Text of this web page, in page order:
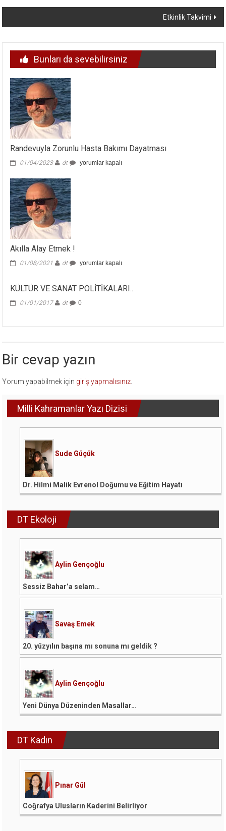
dolaşımı
Etkinlik Takvimi
Bunları da sevebilirsiniz
Randevuyla Zorunlu Hasta Bakımı Dayatması
01/04/2023 dt
Randevuyla
yorumlar kapalı
Akılla Alay Etmek !
01/08/2021 dt
Akılla
!
için
yorumlar kapalı
KÜLTÜR VE SANAT POLİTİKALARI..
01/01/2017 dt 0
Bir cevap yazın
Yorum yapabilmek için giriş yapmalısınız
Milli Kahramanlar Yazı Dizisi
Sude Güçük
Dr. Hilmi Malik Evrenol Doğumu ve Eğitim Hayatı
DT Ekoloji
Aylin Gençoğlu
Sessiz Bahar’a selam…
Savaş Emek
20. yüzyılın başına mı sonuna mı geldik ?
Aylin Gençoğlu
Yeni Dünya Düzeninden Masallar…
DT Kadın
Pınar Gül
Coğrafya Ulusların Kaderini Belirliyor